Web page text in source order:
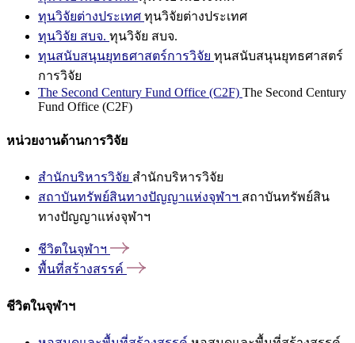
ทุนวิจัยต่างประเทศ ทุนวิจัยต่างประเทศ
ทุนวิจัย สบจ. ทุนวิจัย สบจ.
ทุนสนับสนุนยุทธศาสตร์การวิจัย ทุนสนับสนุนยุทธศาสตร์
การวิจัย
The Second Century Fund Office (C2F) The Second Century
Fund Office (C2F)
หน่วยงานด้านการวิจัย
สำนักบริหารวิจัย สำนักบริหารวิจัย
สถาบันทรัพย์สินทางปัญญาแห่งจุฬาฯ สถาบันทรัพย์สิน
ทางปัญญาแห่งจุฬาฯ
ชีวิตในจุฬาฯ
พื้นที่สร้างสรรค์
ชีวิตในจุฬาฯ